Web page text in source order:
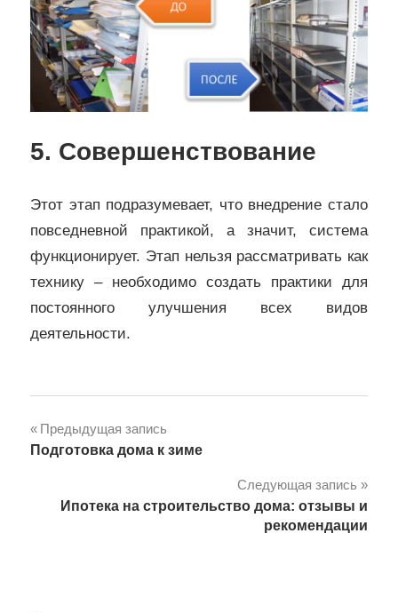
5. Совершенствование
Этот этап подразумевает, что внедрение стало
повседневной практикой, а значит, система
функционирует. Этап нельзя рассматривать как
технику – необходимо создать практики для
постоянного улучшения всех видов
деятельности.
Навигация
записям
Предыдущая запись
Подготовка дома к зиме
Следующая запись
Ипотека на строительство дома: отзывы и
рекомендации